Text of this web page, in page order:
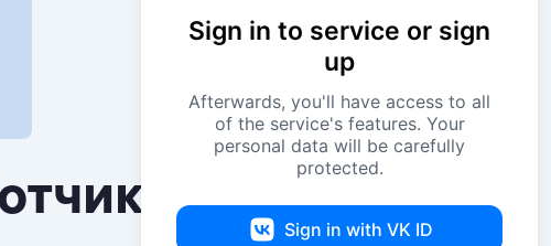
в
Sign in to service or sign
up
Afterwards, you'll have access to all
of the service's features. Your
personal data will be carefully
protected.
Sign in with VK ID